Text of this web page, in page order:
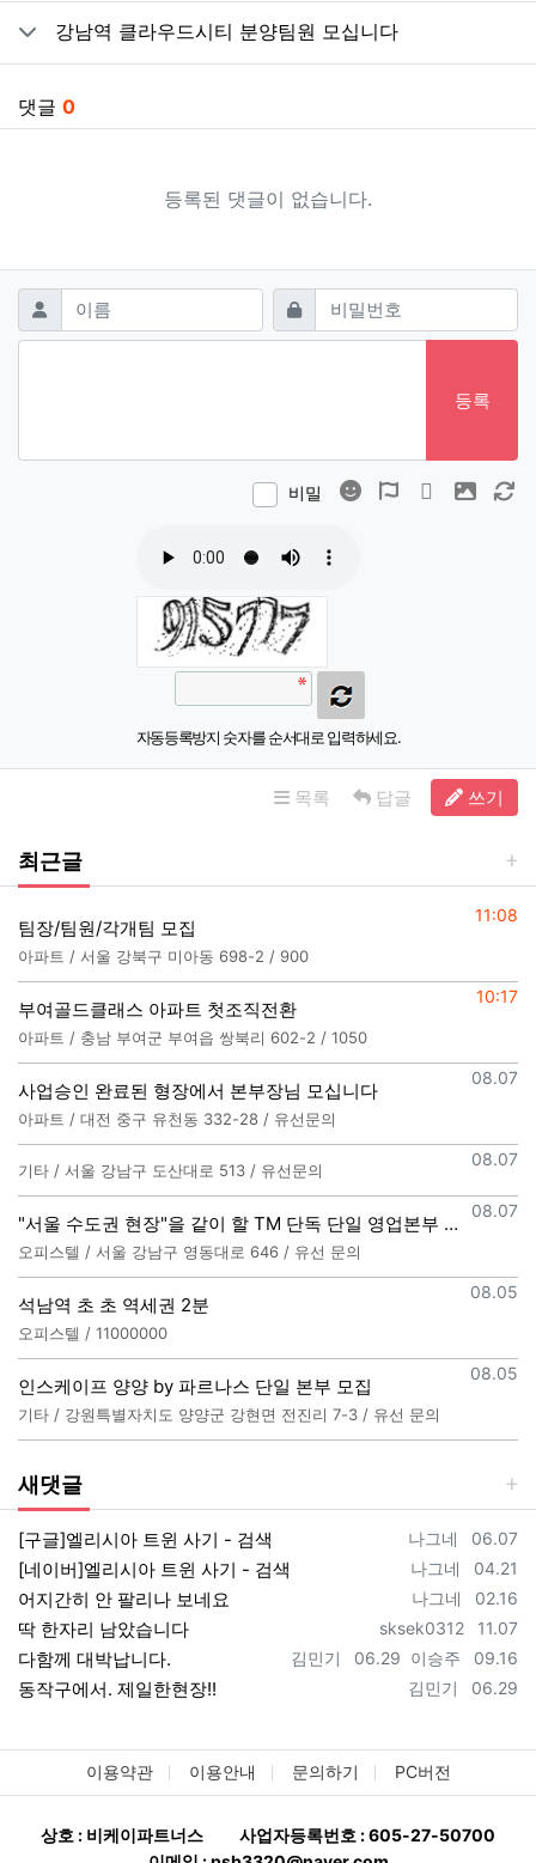
강남역 클라우드시티 분양팀원 모십니다
댓글 0
등록된 댓글이 없습니다.
댓글쓰기
이름 필수 비밀번호필수
등록
비밀 이모티콘폰트어썸
동영상 이미지
자동등록방지 숫자를 순서대로 입력하세요.
목록 답글 쓰기
최근글
등록일
11:08
팀장/팀원/각개팀 모집
아파트 / 서울 강북구 미아동 698-2 / 900
등록일
10:17
부여골드클래스 아파트 첫조직전환
아파트 / 충남 부여군 부여읍 쌍북리 602-2 / 1050
등록일
08.07
사업승인 완료된 형장에서 본부장님 모십니다
아파트 / 대전 중구 유천동 332-28 / 유선문의
등록일
08.07
기타 / 서울 강남구 도산대로 513 / 유선문의
등록일
08.07
"서울 수도권 현장"을 같이 할 TM 단독 단일 영업본부 팀 선착순 모집
오피스텔 / 서울 강남구 영동대로 646 / 유선 문의
등록일
08.05
석남역 초 초 역세권 2분
오피스텔 / 11000000
등록일
08.05
인스케이프 양양 by 파르나스 단일 본부 모집
기타 / 강원특별자치도 양양군 강현면 전진리 7-3 / 유선 문의
새댓글
등록자
나그네 등록일
06.07
[구글]엘리시아 트윈 사기 - 검색
등록자
나그네 등록일
04.21
[네이버]엘리시아 트윈 사기 - 검색
등록자
나그네 등록일
02.16
어지간히 안 팔리나 보네요
등록자
sksek0312 등록일
11.07
딱 한자리 남았습니다
등록자
이승주 등록일
09.16
등록자
김민기 등록일
06.29
다함께 대박납니다.
등록자
김민기 등록일
06.29
동작구에서. 제일한현장!!
이용약관 이용안내 문의하기 PC버전
상호 : 비케이파트너스
사업자등록번호 : 605-27-50700